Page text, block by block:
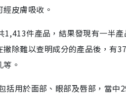
皮膚吸收。
件產品，結果發現有一半
除難以查明成分的產品後，有
。
用於面部、眼部及唇部，當中